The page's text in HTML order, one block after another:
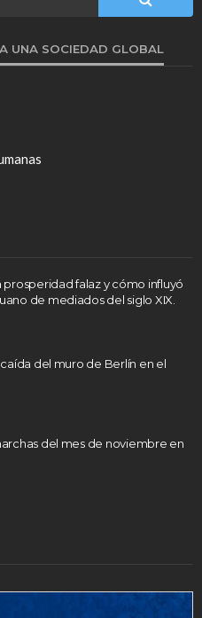
UNA SOCIEDAD GLOBAL
prosperidad falaz y cómo influyó
de mediados del siglo XIX.
del muro de Berlín en el
del mes de noviembre en